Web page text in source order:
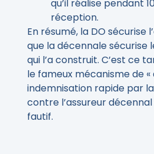
qu’il réalise pendant
réception.
En résumé, la DO sécurise
que la décennale sécurise
qui l’a construit. C’est ce
le fameux mécanisme de
indemnisation rapide par
contre l’assureur
fautif.